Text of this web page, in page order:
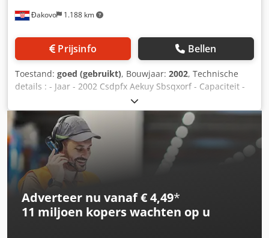
Đakovo 1.188 km
Prijsinfo Bellen
Toestand: goed (gebruikt), Bouwjaar: 2002, Technische
details : - Jaar - 2002 Csdpfx Aekuy Sbsqxorf - Capaciteit -
20m2/h - max. breedte van gaas - 1000mm - Draad
diameter bereik - 2mm - 5 mm De lijn omvat : -
Mechanische draad betaalt van - Krimpende machine -
Wevende weefgetouwenmachine met hydraulick agregat
Adverteer nu vanaf € 4,49*
11 miljoen koperswachten op u